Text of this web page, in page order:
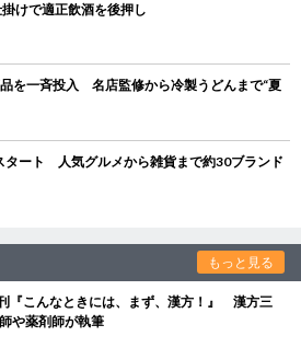
けで適正飲酒を後押し
を一斉投入 名店監修から冷製うどんまで“夏
タート 人気グルメから雑貨まで約30ブランド
もっと見る
『こんなときには、まず、漢方！』 漢方三
や薬剤師が執筆